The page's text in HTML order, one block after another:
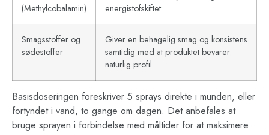
(Methylcobalamin)
energistofskiftet
Smagsstoffer og
sødestoffer
Giver en behagelig smag og konsistens
samtidig med at produktet bevarer
naturlig profil
Basisdoseringen foreskriver 5 sprays direkte i munden, eller
fortyndet i vand, to gange om dagen. Det anbefales at
bruge sprayen i forbindelse med måltider for at maksimere